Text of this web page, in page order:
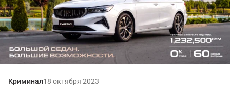
Криминал18 октября 2023